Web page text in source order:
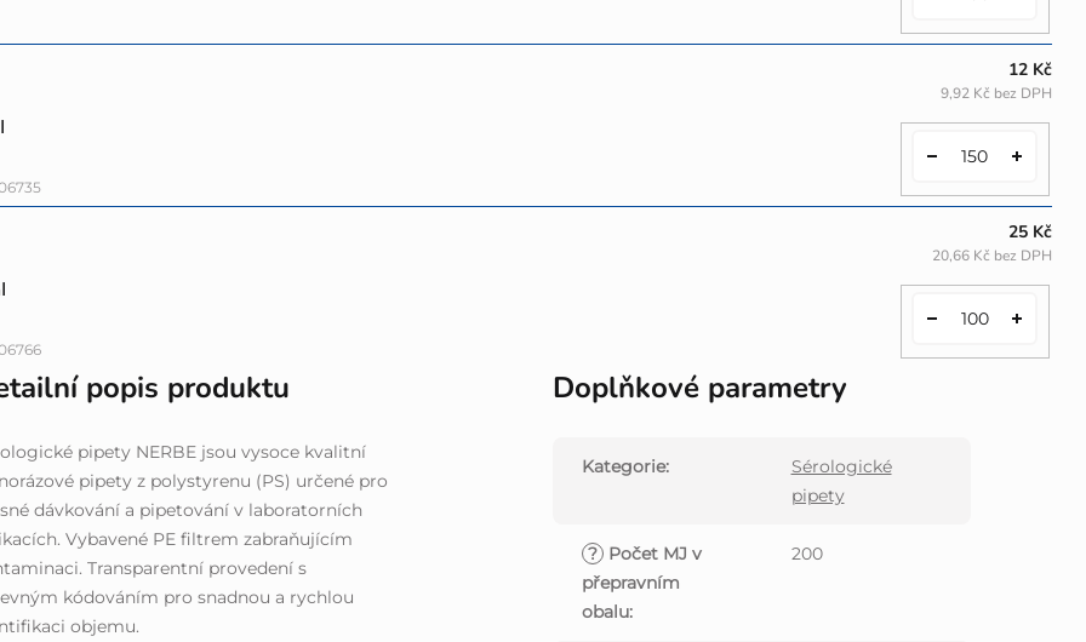
12 Kč
9,92 Kč bez DPH
25 Kč
20,66 Kč bez DPH
popis produktu
pipety NERBE jsou vysoce kvalitní
pipety z polystyrenu (PS) určené pro
dávkování a pipetování v laboratorních
Vybavené PE filtrem zabraňujícím
Transparentní provedení s
kódováním pro snadnou a rychlou
objemu.
Doplňkové parametry
Kategorie:
Sérologické
pipety
? Počet MJ v
přepravním
obalu:
200